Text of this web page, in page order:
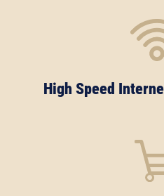
High Speed